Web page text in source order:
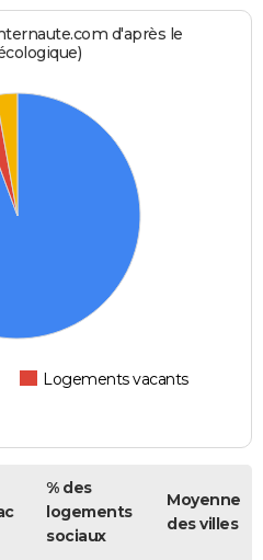
d'après le
Logements vacants
% des
logements
sociaux
Moyenne
des villes